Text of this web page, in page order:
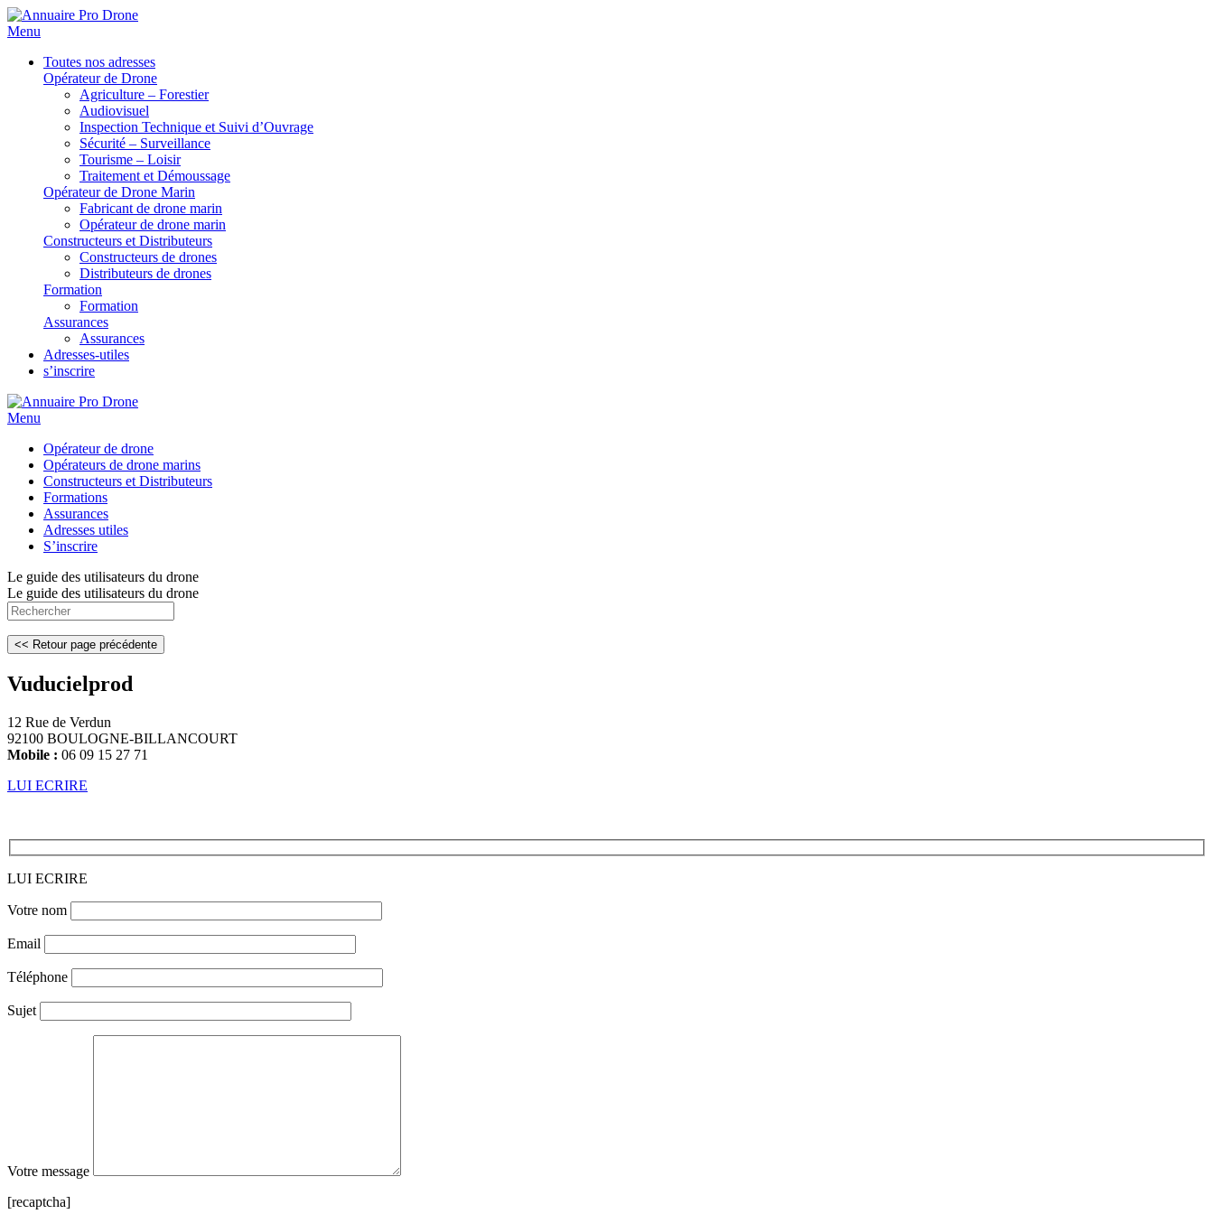
Menu
Toutes nos adresses
Opérateur de Drone
Agriculture – Forestier
Audiovisuel
Inspection Technique et Suivi d’Ouvrage
Sécurité – Surveillance
Tourisme – Loisir
Traitement et Démoussage
Opérateur de Drone Marin
Fabricant de drone marin
Opérateur de drone marin
Constructeurs et Distributeurs
Constructeurs de drones
Distributeurs de drones
Formation
Formation
Assurances
Assurances
Adresses-utiles
s’inscrire
Menu
Opérateur de drone
Opérateurs de drone marins
Constructeurs et Distributeurs
Formations
Assurances
Adresses utiles
S’inscrire
Le guide des utilisateurs du drone
Le guide des utilisateurs du drone
Vuducielprod
12 Rue de Verdun
92100 BOULOGNE-BILLANCOURT
Mobile : 06 09 15 27 71
LUI ECRIRE
LUI ECRIRE
Votre nom
Email
Téléphone
Sujet
Votre message
[recaptcha]